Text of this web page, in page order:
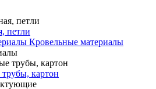
петли
Кровельные материалы
картон